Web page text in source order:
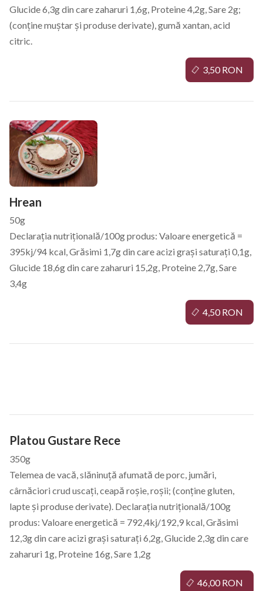
Glucide 6,3g din care zaharuri 1,6g, Proteine 4,2g, Sare 2g;
(conține muștar și produse derivate), gumă xantan, acid
citric.
Hrean
50g
Declarația nutrițională/100g produs: Valoare energetică =
395kj/94 kcal, Grăsimi 1,7g din care acizi grași saturați 0,1g,
Glucide 18,6g din care zaharuri 15,2g, Proteine 2,7g, Sare
3,4g
Platou Gustare Rece
350g
Telemea de vacă, slăninuță afumată de porc, jumări,
cârnăciori crud uscați, ceapă roșie, roșii; (conține gluten,
lapte și produse derivate). Declarația nutrițională/100g
produs: Valoare energetică = 792,4kj/192,9 kcal, Grăsimi
12,3g din care acizi grași saturați 6,2g, Glucide 2,3g din care
zaharuri 1g, Proteine 16g, Sare 1,2g